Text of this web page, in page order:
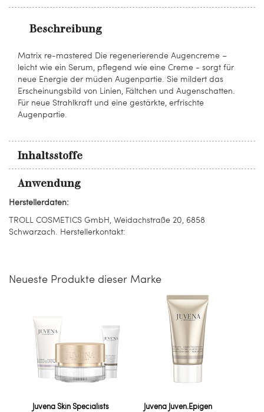
Beschreibung
Matrix re-mastered Die regenerierende Augencreme –
leicht wie ein Serum, pflegend wie eine Creme - sorgt für
neue Energie der müden Augenpartie. Sie mildert das
Erscheinungsbild von Linien, Fältchen und Augenschatten.
Für neue Strahlkraft und eine gestärkte, erfrischte
Augenpartie.
Inhaltsstoffe
Anwendung
Herstellerdaten:
TROLL COSMETICS GmbH, Weidachstraße 20, 6858
Schwarzach. Herstellerkontakt:
Neueste Produkte dieser Marke
Juvena Skin Specialists
Juvena Juven.Epigen